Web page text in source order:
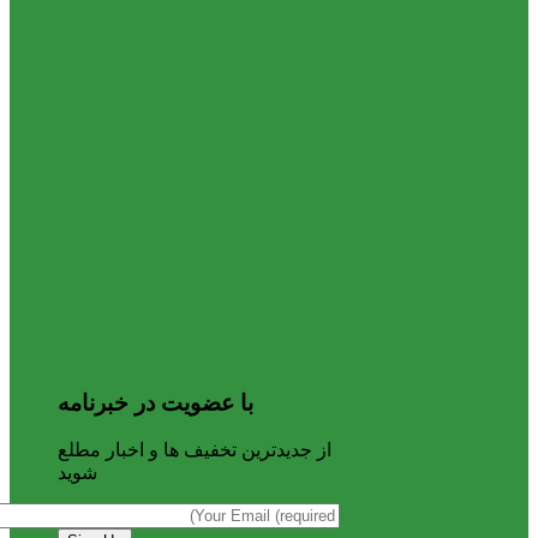
با عضویت در خبرنامه
از جدیدترین تخفیف ها و اخبار مطلع
شوید